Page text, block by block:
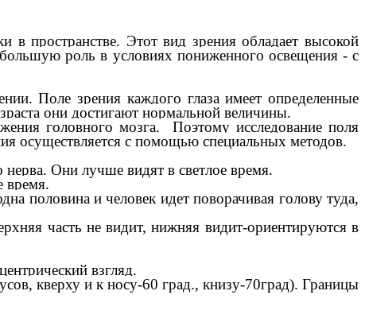
в пространстве. Этот вид зрения обладает высокой
роль в условиях пониженного освещения - с
Поле зрения каждого глаза имеет определенные
они достигают нормальной величины.
головного мозга. Поэтому исследование поля
осуществляется с помощью специальных методов.
нерва. Они лучше видят в светлое время.
время.
половина и человек идет поворачивая голову туда,
часть не видит, нижняя видит-ориентируются в
взгляд.
кверху и к носу-60 град., книзу-70град). Границы